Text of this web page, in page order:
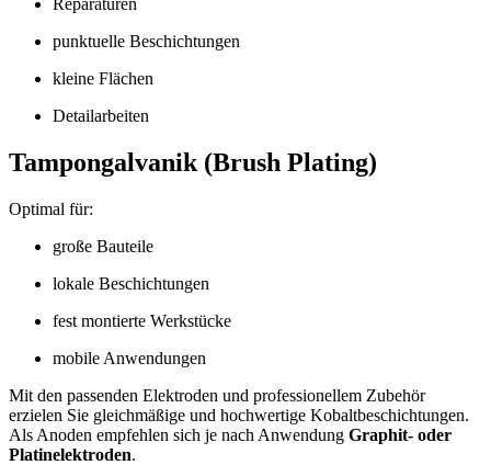
Reparaturen
punktuelle Beschichtungen
kleine Flächen
Detailarbeiten
Tampongalvanik (Brush Plating)
Optimal für:
große Bauteile
lokale Beschichtungen
fest montierte Werkstücke
mobile Anwendungen
Mit den passenden Elektroden und professionellem Zubehör
erzielen Sie gleichmäßige und hochwertige Kobaltbeschichtungen.
Als Anoden empfehlen sich je nach Anwendung Graphit- oder
Platinelektroden.